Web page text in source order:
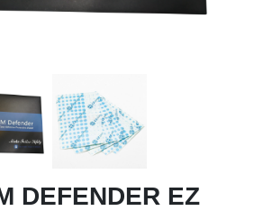
DEFENDER EZ